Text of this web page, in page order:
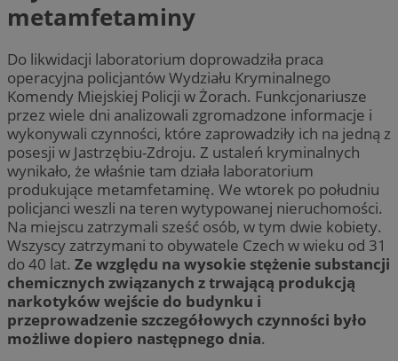
metamfetaminy
Do likwidacji laboratorium doprowadziła praca
operacyjna policjantów Wydziału Kryminalnego
Komendy Miejskiej Policji w Żorach. Funkcjonariusze
przez wiele dni analizowali zgromadzone informacje i
wykonywali czynności, które zaprowadziły ich na jedną z
posesji w Jastrzębiu-Zdroju. Z ustaleń kryminalnych
wynikało, że właśnie tam działa laboratorium
produkujące metamfetaminę. We wtorek po południu
policjanci weszli na teren wytypowanej nieruchomości.
Na miejscu zatrzymali sześć osób, w tym dwie kobiety.
Wszyscy zatrzymani to obywatele Czech w wieku od 31
do 40 lat. Ze względu na wysokie stężenie substancji
chemicznych związanych z trwającą produkcją
narkotyków wejście do budynku i
przeprowadzenie szczegółowych czynności było
możliwe dopiero następnego dnia.